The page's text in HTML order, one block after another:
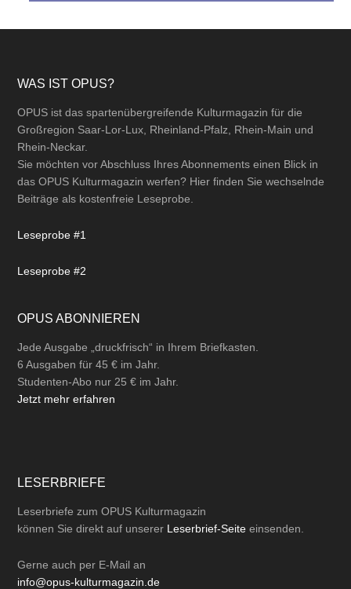
Footer
WAS IST OPUS?
OPUS ist das spartenübergreifende Kulturmagazin für die
Großregion Saar-Lor-Lux, Rheinland-Pfalz, Rhein-Main und
Rhein-Neckar.
Sie möchten vor Abschluss Ihres Abonnements einen Blick in
das OPUS Kulturmagazin werfen? Hier finden Sie wechselnde
Beiträge als kostenfreie Leseprobe.
Leseprobe #1
Leseprobe #2
OPUS ABONNIEREN
Jede Ausgabe „druckfrisch“ in Ihrem Briefkasten.
6 Ausgaben für 45 € im Jahr.
Studenten-Abo nur 25 € im Jahr.
Jetzt mehr erfahren
LESERBRIEFE
Leserbriefe zum OPUS Kulturmagazin
können Sie direkt auf unserer Leserbrief-Seite einsenden.
Gerne auch per E-Mail an
info@opus-kulturmagazin.de